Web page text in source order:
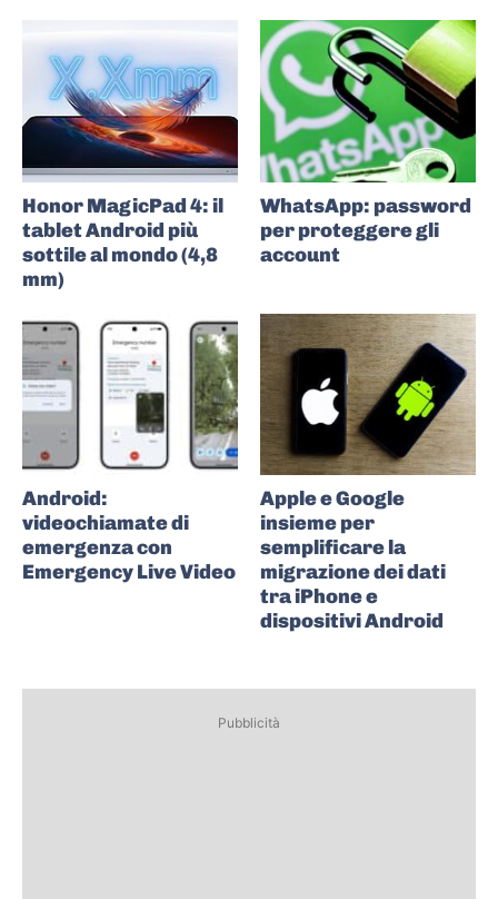
Honor MagicPad 4: il
tablet Android più
sottile al mondo (4,8
mm)
WhatsApp: password
per proteggere gli
account
Android:
videochiamate di
emergenza con
Emergency Live Video
Apple e Google
insieme per
semplificare la
migrazione dei dati
tra iPhone e
dispositivi Android
Pubblicità